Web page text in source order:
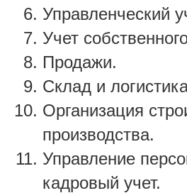
Управленческий
Учет
Продажи.
Склад и
Организация
производства.
Управление
кадровый учет.